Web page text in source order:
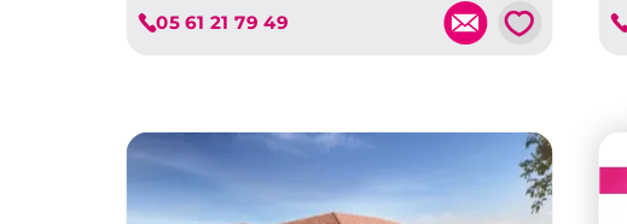
Je découvre ce programme
05 61 21 79 49 💗